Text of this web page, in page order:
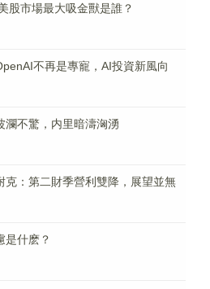
股市場最大吸金獸是誰？
不再是專寵，AI投資新風向
瀾不驚，内里暗濤洶湧
克：第二財季營利雙降，展望並無
是什麽？